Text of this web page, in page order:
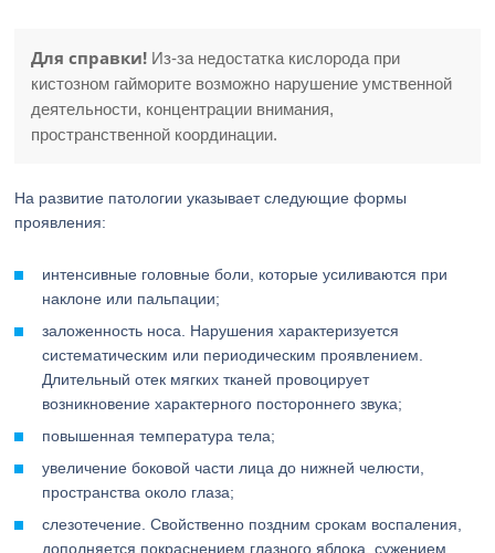
Для справки! Из-за недостатка кислорода при
кистозном гайморите возможно нарушение умственной
деятельности, концентрации внимания,
пространственной координации.
На развитие патологии указывает следующие формы
проявления:
интенсивные головные боли, которые усиливаются при
наклоне или пальпации;
заложенность носа. Нарушения характеризуется
систематическим или периодическим проявлением.
Длительный отек мягких тканей провоцирует
возникновение характерного постороннего звука;
повышенная температура тела;
увеличение боковой части лица до нижней челюсти,
пространства около глаза;
слезотечение. Свойственно поздним срокам воспаления,
дополняется покраснением глазного яблока, сужением